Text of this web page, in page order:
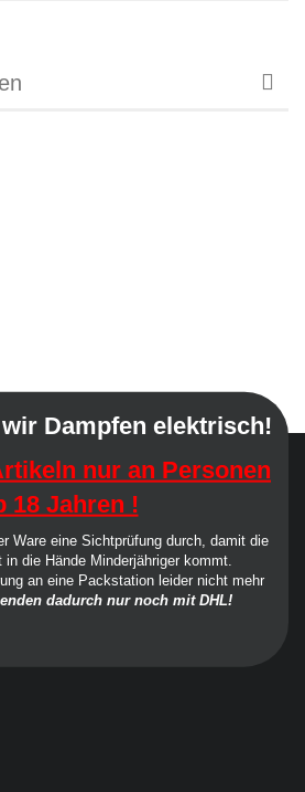
Dampfen elektrisch!
nur an Personen
18 Jahren !
Ware eine Sichtprüfung durch, damit die
die Hände Minderjähriger kommt.
an eine Packstation leider nicht mehr
dadurch nur noch mit DHL!